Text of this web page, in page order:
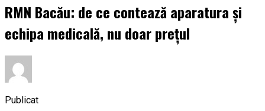
RMN Bacău: de ce contează aparatura și
echipa medicală, nu doar prețul
Publicat